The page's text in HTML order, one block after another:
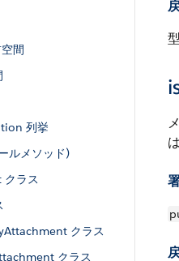
間
列挙
ルメソッド)
ラス
クラス
クラス